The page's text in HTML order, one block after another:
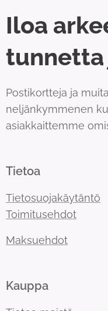
Iloa
tunnetta
Postikortteja ja
neljänkymmenen
asiakkaittemme
Tietoa
Tietosuojakäytäntö
Toimitusehdot
Maksuehdot
Kauppa